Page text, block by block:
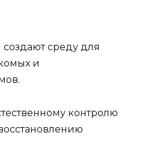
среду для
и
контролю